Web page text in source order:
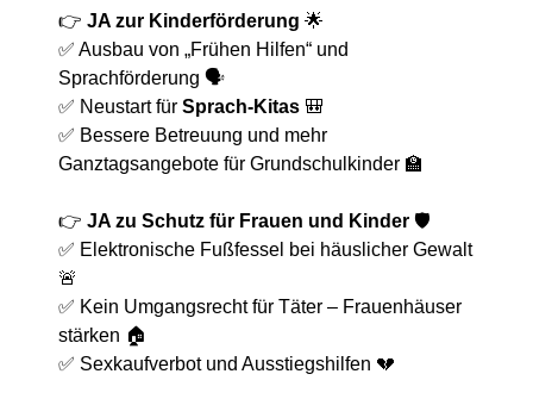
👉JA zur Kinderförderung 🌟
✅ Ausbau von „Frühen Hilfen“ und
Sprachförderung 🗣️
✅ Neustart fürSprach-Kitas 🎒
✅ Bessere Betreuung und mehr
Ganztagsangebote für Grundschulkinder 🏫
👉JA zu Schutz für Frauen und Kinder 🛡️
✅ Elektronische Fußfessel bei häuslicher Gewalt
🚨
✅ Kein Umgangsrecht für Täter – Frauenhäuser
stärken 🏠
✅ Sexkaufverbot und Ausstiegshilfen 💔